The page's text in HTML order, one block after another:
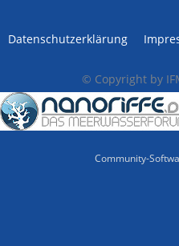
Datenschutzerklärung
© Copyright by
Community-